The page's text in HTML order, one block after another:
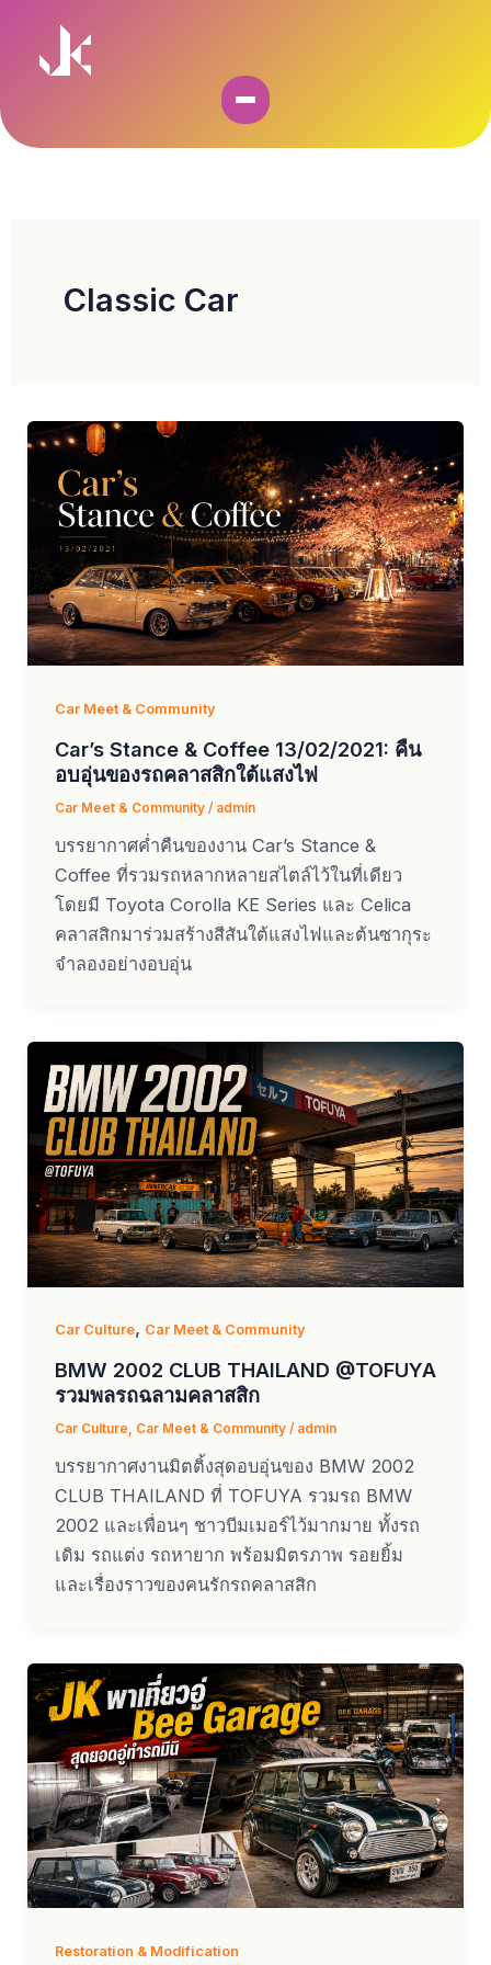
content
Classic Car
Car Meet & Community
Car’s Stance & Coffee 13/02/2021: คืน
อบอุ่นของรถคลาสสิกใต้แสงไฟ
Car Meet & Community/ admin
บรรยากาศค่ำคืนของงาน Car’s Stance &
Coffee ที่รวมรถหลากหลายสไตล์ไว้ในที่เดียว
โดยมี Toyota Corolla KE Series และ Celica
คลาสสิกมาร่วมสร้างสีสันใต้แสงไฟและต้นซากุระ
จำลองอย่างอบอุ่น
Car Culture, Car Meet & Community
BMW 2002 CLUB THAILAND @TOFUYA
รวมพลรถฉลามคลาสสิก
Car Culture, Car Meet & Community/ admin
บรรยากาศงานมิตติ้งสุดอบอุ่นของ BMW 2002
CLUB THAILAND ที่ TOFUYA รวมรถ BMW
2002 และเพื่อนๆ ชาวบีมเมอร์ไว้มากมาย ทั้งรถ
เดิม รถแต่ง รถหายาก พร้อมมิตรภาพ รอยยิ้ม
และเรื่องราวของคนรักรถคลาสสิก
Restoration & Modification